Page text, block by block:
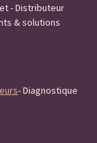
- Distributeur
& solutions
- Diagnostique